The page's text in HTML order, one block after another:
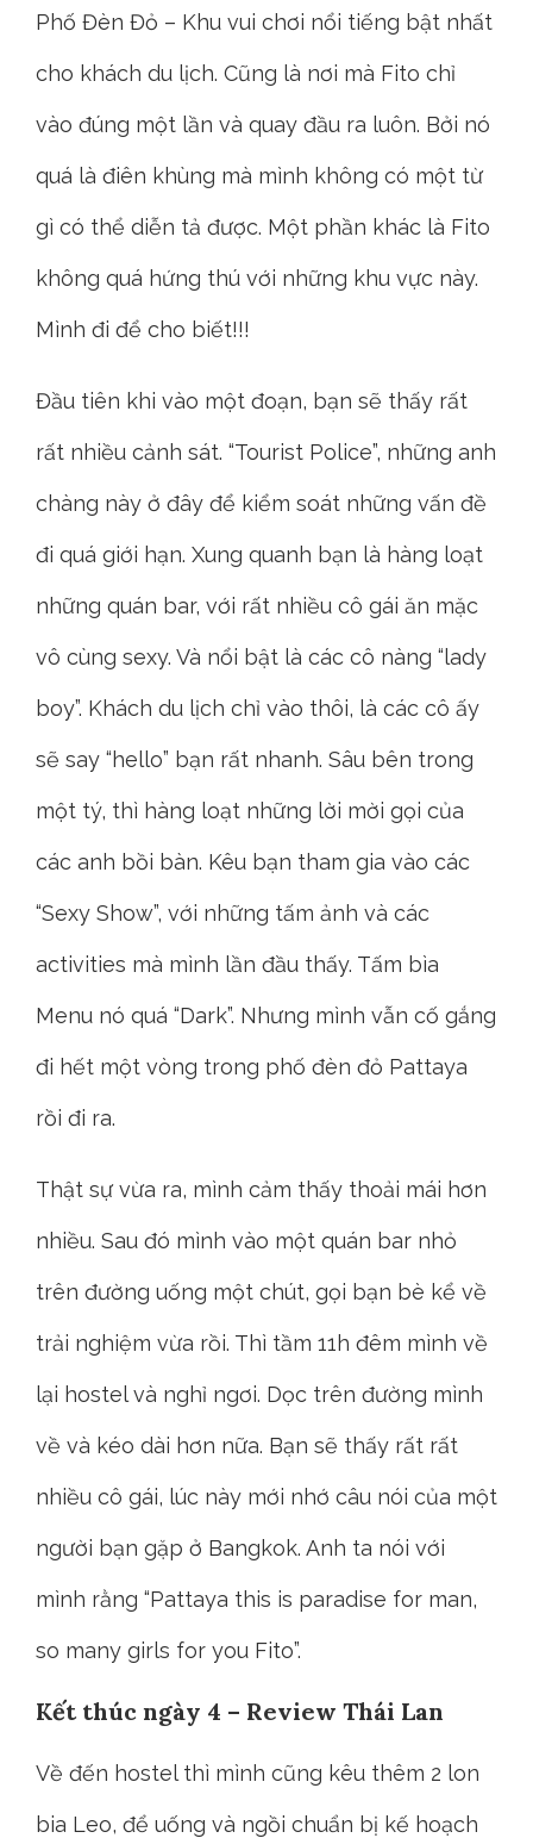
Phố Đèn Đỏ – Khu vui chơi nổi tiếng bật nhất
cho khách du lịch. Cũng là nơi mà Fito chỉ
vào đúng một lần và quay đầu ra luôn. Bởi nó
quá là điên khùng mà mình không có một từ
gì có thể diễn tả được. Một phần khác là Fito
không quá hứng thú với những khu vực này.
Mình đi để cho biết!!!
Đầu tiên khi vào một đoạn, bạn sẽ thấy rất
rất nhiều cảnh sát. “Tourist Police”, những anh
chàng này ở đây để kiểm soát những vấn đề
đi quá giới hạn. Xung quanh bạn là hàng loạt
những quán bar, với rất nhiều cô gái ăn mặc
vô cùng sexy. Và nổi bật là các cô nàng “lady
boy”. Khách du lịch chỉ vào thôi, là các cô ấy
sẽ say “hello” bạn rất nhanh. Sâu bên trong
một tý, thì hàng loạt những lời mời gọi của
các anh bồi bàn. Kêu bạn tham gia vào các
“Sexy Show”, với những tấm ảnh và các
activities mà mình lần đầu thấy. Tấm bìa
Menu nó quá “Dark”. Nhưng mình vẫn cố gắng
đi hết một vòng trong phố đèn đỏ Pattaya
rồi đi ra.
Thật sự vừa ra, mình cảm thấy thoải mái hơn
nhiều. Sau đó mình vào một quán bar nhỏ
trên đường uống một chút, gọi bạn bè kể về
trải nghiệm vừa rồi. Thì tầm 11h đêm mình về
lại hostel và nghỉ ngơi. Dọc trên đường mình
về và kéo dài hơn nữa. Bạn sẽ thấy rất rất
nhiều cô gái, lúc này mới nhớ câu nói của một
người bạn gặp ở Bangkok. Anh ta nói với
mình rằng “Pattaya this is paradise for man,
so many girls for you Fito”.
Kết thúc ngày 4 – Review Thái Lan
Về đến hostel thì mình cũng kêu thêm 2 lon
bia Leo, để uống và ngồi chuẩn bị kế hoạch